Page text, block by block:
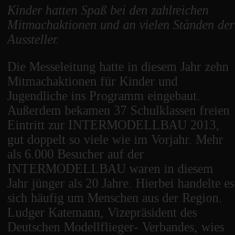
Kinder hatten Spaß bei den zahlreichen
Mitmachaktionen und an vielen Ständen der
Aussteller.
Die Messeleitung hatte in diesem Jahr zehn
Mitmachaktionen für Kinder und
Jugendliche ins Programm eingebaut.
Außerdem bekamen 37 Schulklassen freien
Eintritt zur INTERMODELLBAU 2013,
gut doppelt so viele wie im Vorjahr. Mehr
als 6.000 Besucher auf der
INTERMODELLBAU waren in diesem
Jahr jünger als 20 Jahre. Hierbei handelte es
sich häufig um Menschen aus der Region.
Ludger Katemann, Vizepräsident des
Deutschen Modellflieger- Verbandes, wies